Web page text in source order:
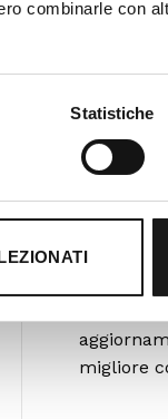
combinarle con
Statistiche
Il nostro
che
migliore